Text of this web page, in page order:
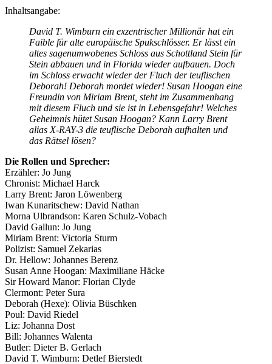
Inhaltsangabe:
David T. Wimburn ein exzentrischer Millionär hat ein
Faible für alte europäische Spukschlösser. Er lässt ein
altes sagenumwobenes Schloss aus Schottland Stein für
Stein abbauen und in Florida wieder aufbauen. Doch
im Schloss erwacht wieder der Fluch der teuflischen
Deborah! Deborah mordet wieder! Susan Hoogan eine
Freundin von Miriam Brent, steht im Zusammenhang
mit diesem Fluch und sie ist in Lebensgefahr! Welches
Geheimnis hütet Susan Hoogan? Kann Larry Brent
alias X-RAY-3 die teuflische Deborah aufhalten und
das Rätsel lösen?
Die Rollen und Sprecher:
Erzähler: Jo Jung
Chronist: Michael Harck
Larry Brent: Jaron Löwenberg
Iwan Kunaritschew: David Nathan
Morna Ulbrandson: Karen Schulz-Vobach
David Gallun: Jo Jung
Miriam Brent: Victoria Sturm
Polizist: Samuel Zekarias
Dr. Hellow: Johannes Berenz
Susan Anne Hoogan: Maximiliane Häcke
Sir Howard Manor: Florian Clyde
Clermont: Peter Sura
Deborah (Hexe): Olivia Büschken
Poul: David Riedel
Liz: Johanna Dost
Bill: Johannes Walenta
Butler: Dieter B. Gerlach
David T. Wimburn: Detlef Bierstedt